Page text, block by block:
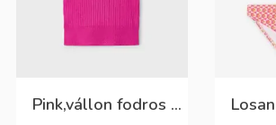
Pink,vállon fodros csini lány kötött póló